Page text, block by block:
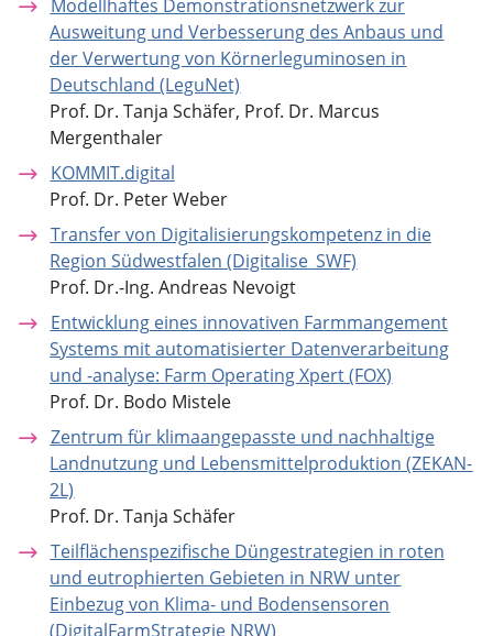
Modellhaftes Demonstrationsnetzwerk zur
Ausweitung und Verbesserung des Anbaus und
der Verwertung von Körnerleguminosen in
Deutschland (LeguNet)
Prof. Dr. Tanja Schäfer, Prof. Dr. Marcus
Mergenthaler
KOMMIT.digital
Prof. Dr. Peter Weber
Transfer von Digitalisierungskompetenz in die
Region Südwestfalen (Digitalise_SWF)
Prof. Dr.-Ing. Andreas Nevoigt
Entwicklung eines innovativen Farmmangement
Systems mit automatisierter Datenverarbeitung
und -analyse: Farm Operating Xpert (FOX)
Prof. Dr. Bodo Mistele
Zentrum für klimaangepasste und nachhaltige
Landnutzung und Lebensmittelproduktion (ZEKAN-
2L)
Prof. Dr. Tanja Schäfer
Teilflächenspezifische Düngestrategien in roten
und eutrophierten Gebieten in NRW unter
Einbezug von Klima- und Bodensensoren
(DigitalFarmStrategie NRW)